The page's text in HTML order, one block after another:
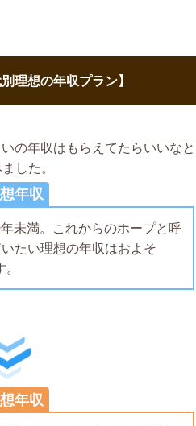
理想の年収プラン】
の年収はもらえてたらいいなと
した。
年収
未満。これからのホープと呼
たい理想の年収はおよそ
年収